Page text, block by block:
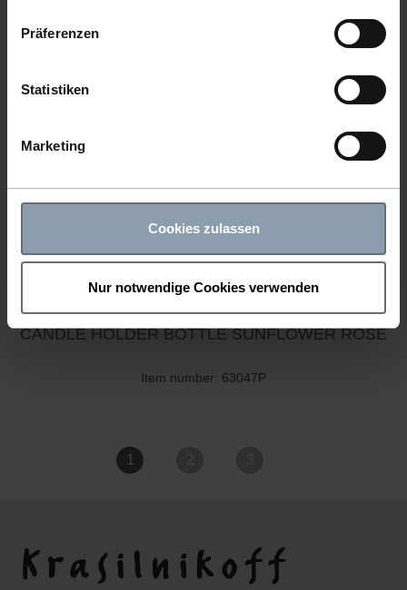
Präferenzen
Statistiken
Marketing
Cookies zulassen
Nur notwendige Cookies verwenden
CANDLE HOLDER BOTTLE SUNFLOWER ROSE
Item number: 63047P
1